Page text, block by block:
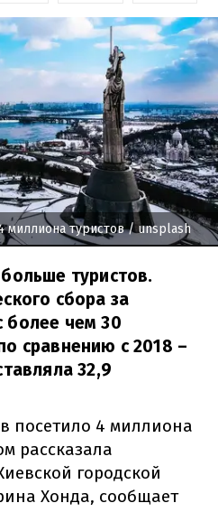
миллиона туристов/ unsplash
туристов.
сбора за
более чем 30
сравнению с 2018 –
32,9
посетило 4 миллиона
рассказала
городской
Хонда, сообщает